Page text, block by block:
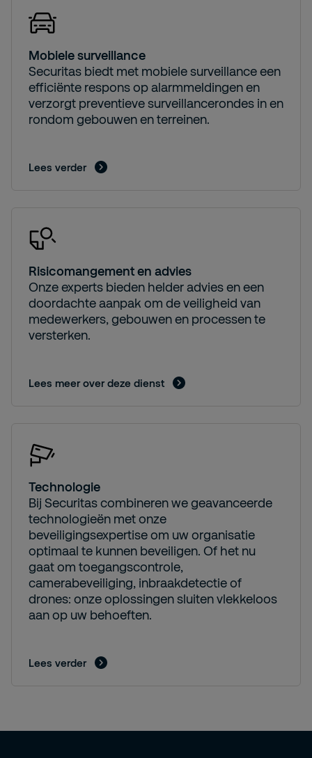
Mobiele surveillance
Securitas biedt met mobiele surveillance een
efficiënte respons op alarmmeldingen en
verzorgt preventieve surveillancerondes in en
rondom gebouwen en terreinen.
Lees verder
Risicomangement en advies
Onze experts bieden helder advies en een
doordachte aanpak om de veiligheid van
medewerkers, gebouwen en processen te
versterken.
Lees meer over deze dienst
Technologie
Bij Securitas combineren we geavanceerde
technologieën met onze
beveiligingsexpertise om uw organisatie
optimaal te kunnen beveiligen. Of het nu
gaat om toegangscontrole,
camerabeveiliging, inbraakdetectie of
drones: onze oplossingen sluiten vlekkeloos
aan op uw behoeften.
Lees verder